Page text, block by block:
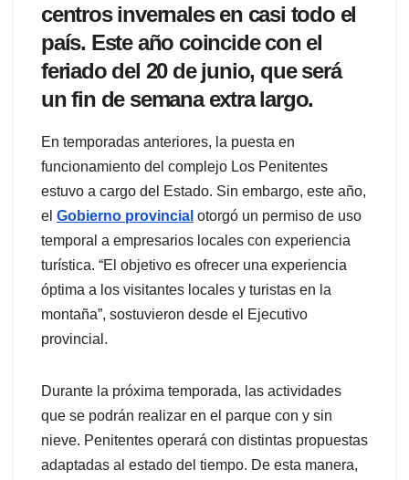
centros invernales en casi todo el
país. Este año coincide con el
feriado del 20 de junio, que será
un fin de semana extra largo.
En temporadas anteriores, la puesta en
funcionamiento del complejo Los Penitentes
estuvo a cargo del Estado. Sin embargo, este año,
el Gobierno provincial otorgó un permiso de uso
temporal a empresarios locales con experiencia
turística. “El objetivo es ofrecer una experiencia
óptima a los visitantes locales y turistas en la
montaña”, sostuvieron desde el Ejecutivo
provincial.
Durante la próxima temporada, las actividades
que se podrán realizar en el parque con y sin
nieve. Penitentes operará con distintas propuestas
adaptadas al estado del tiempo. De esta manera,